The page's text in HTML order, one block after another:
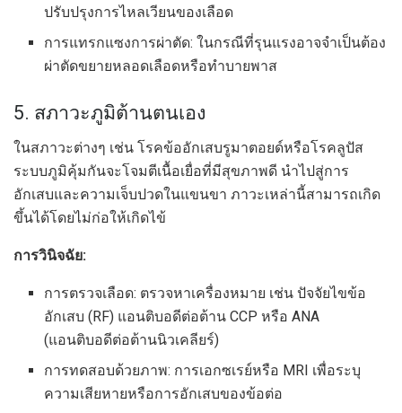
ปรับปรุงการไหลเวียนของเลือด
การแทรกแซงการผ่าตัด: ในกรณีที่รุนแรงอาจจำเป็นต้อง
ผ่าตัดขยายหลอดเลือดหรือทำบายพาส
5. สภาวะภูมิต้านตนเอง
ในสภาวะต่างๆ เช่น โรคข้ออักเสบรูมาตอยด์หรือโรคลูปัส
ระบบภูมิคุ้มกันจะโจมตีเนื้อเยื่อที่มีสุขภาพดี นำไปสู่การ
อักเสบและความเจ็บปวดในแขนขา ภาวะเหล่านี้สามารถเกิด
ขึ้นได้โดยไม่ก่อให้เกิดไข้
การวินิจฉัย:
การตรวจเลือด: ตรวจหาเครื่องหมาย เช่น ปัจจัยไขข้อ
อักเสบ (RF) แอนติบอดีต่อต้าน CCP หรือ ANA
(แอนติบอดีต่อต้านนิวเคลียร์)
การทดสอบด้วยภาพ: การเอกซเรย์หรือ MRI เพื่อระบุ
ความเสียหายหรือการอักเสบของข้อต่อ